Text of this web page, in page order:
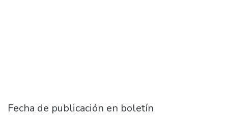
Fecha de publicación en boletín